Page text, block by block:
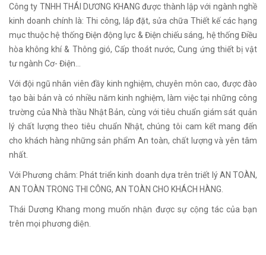
Công ty TNHH THÁI DƯƠNG KHANG được thành lập với ngành nghề
kinh doanh chính là: Thi công, lắp đặt, sửa chữa Thiết kế các hạng
mục thuộc hệ thống Điện động lực & Điện chiếu sáng, hệ thống Điều
hòa không khí & Thông gió, Cấp thoát nước, Cung ứng thiết bị vật
tư ngành Cơ- Điện...
Với đội ngũ nhân viên đầy kinh nghiệm, chuyên môn cao, được đào
tạo bài bản và có nhiều năm kinh nghiệm, làm việc tại những công
trường của Nhà thầu Nhật Bản, cùng với tiêu chuẩn giám sát quản
lý chất lượng theo tiêu chuẩn Nhật, chúng tôi cam kết mang đến
cho khách hàng những sản phẩm An toàn, chất lượng và yên tâm
nhất.
Với Phương châm: Phát triển kinh doanh dựa trên triết lý AN TOÀN,
AN TOÀN TRONG THI CÔNG, AN TOÀN CHO KHÁCH HÀNG.
Thái Dương Khang mong muốn nhận được sự cộng tác của bạn
trên mọi phương diện.